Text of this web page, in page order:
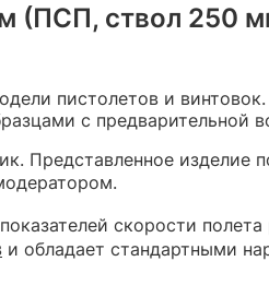
(ПСП, ствол 250
пистолетов и
с предварительной
Представленное изделие
скорости
и обладает стандартными